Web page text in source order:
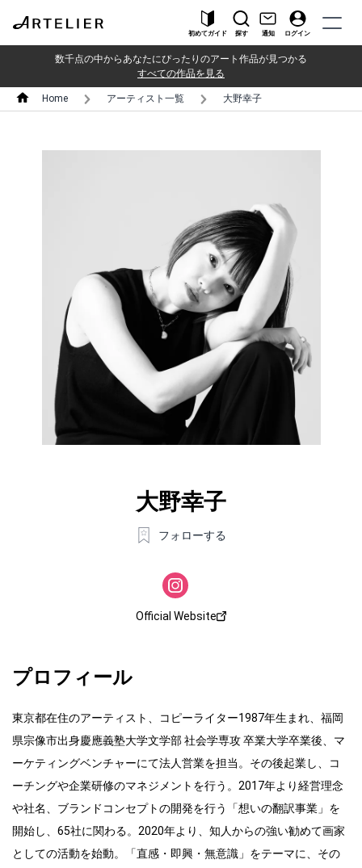
初めてガイド 探す 通知 ログイン
数千点の中からあなたにぴったりのアート作品が見つかる
すべての作品を見る
Home アーティスト一覧 大野幸子
大野幸子
フォローする
Official Website
プロフィール
東京都在住のアーティスト、コピーライター ​ 1987年生まれ、福岡
県宗像市出身 ​慶應義塾大学文学部 社会学専攻 卒業 ​ 大学卒業後、マ
ーケティングベンチャーにて法人営業を担当。その後起業し、コ
ーチングや企業研修のマネジメントを行う。2017年より経営理念
や社名、ブランドコンセプトの開発を行う「想いの翻訳事業」を
開始し、65社に関わる。 ​ 2020年より、知人からの強い勧めて画家
としての活動を始動。「直感・即興・無意識」をテーマに、その